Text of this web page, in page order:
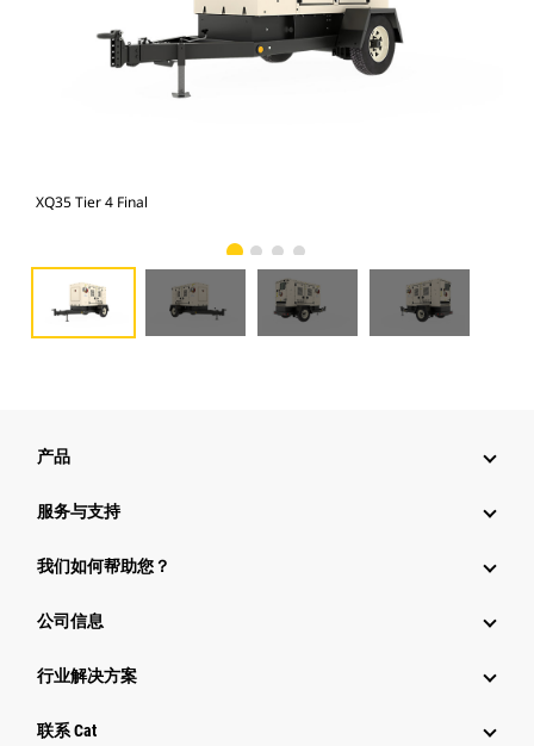
XQ35 Tier 4 Final
产品
服务与支持
我们如何帮助您？
公司信息
行业解决方案
行业
联系 Cat